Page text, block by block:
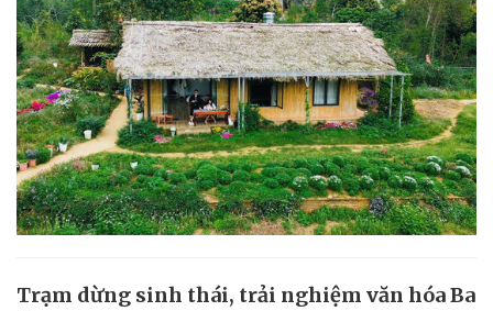
Trạm dừng sinh thái, trải nghiệm văn hóa Ba